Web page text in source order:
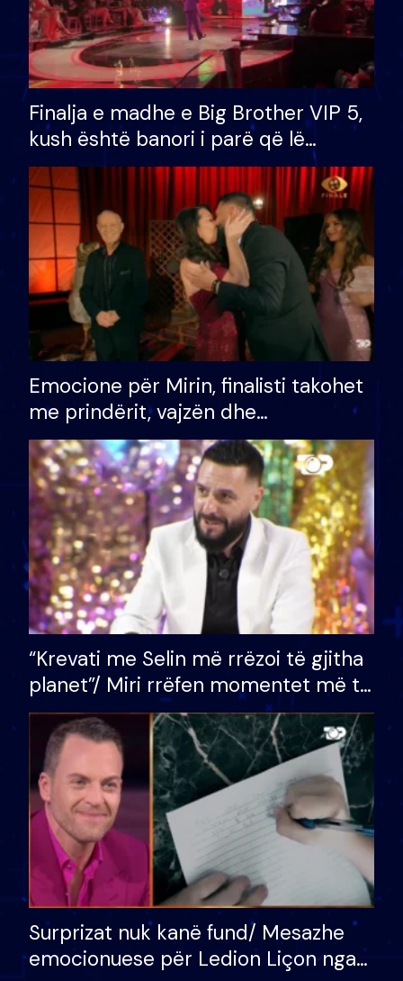
Finalja e madhe e Big Brother VIP 5,
kush është banori i parë që lë
shtëpinë dhe humb mundësinë për
të fituar çmimin e madh
Emocione për Mirin, finalisti takohet
me prindërit, vajzën dhe
bashkëshorten: S’kemi ndonjë letër
divorci apo jo?
“Krevati me Selin më rrëzoi të gjitha
planet”/ Miri rrëfen momentet më të
bukura në shtëpinë e BB VIP: Do më
mungojë zilja e mëngjesit kur…
Surprizat nuk kanë fund/ Mesazhe
emocionuese për Ledion Liçon nga